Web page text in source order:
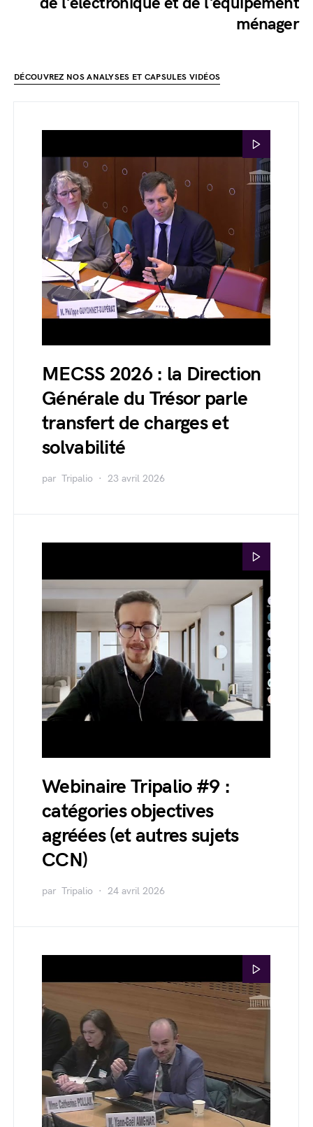
ménager
DÉCOUVREZ NOS ANALYSES ET CAPSULES VIDÉOS
MECSS 2026 : la Direction
Générale du Trésor parle
transfert de charges et
solvabilité
par Tripalio 23 avril 2026
Webinaire Tripalio #9 :
catégories objectives
agréées (et autres sujets
CCN)
par Tripalio 24 avril 2026